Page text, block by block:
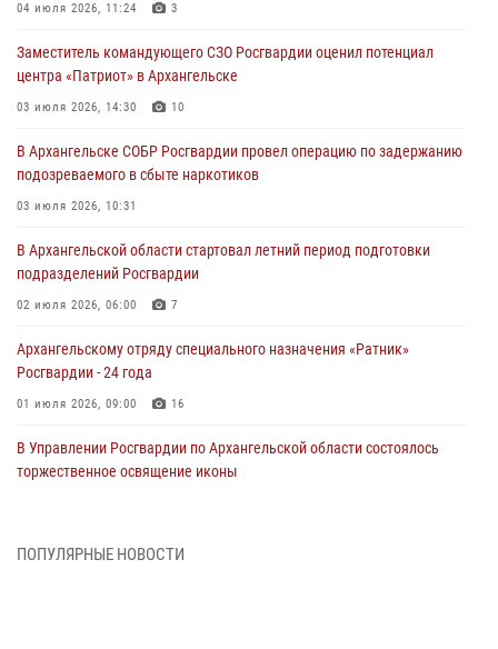
04 июля 2026, 11:24 3
Заместитель командующего СЗО Росгвардии оценил потенциал
центра «Патриот» в Архангельске
03 июля 2026, 14:30 10
В Архангельске СОБР Росгвардии провел операцию по задержанию
подозреваемого в сбыте наркотиков
03 июля 2026, 10:31
В Архангельской области стартовал летний период подготовки
подразделений Росгвардии
02 июля 2026, 06:00 7
Архангельскому отряду специального назначения «Ратник»
Росгвардии - 24 года
01 июля 2026, 09:00 16
В Управлении Росгвардии по Архангельской области состоялось
торжественное освящение иконы
Военнослужащие по призыву из Архангельской области приняли
ПОПУЛЯРНЫЕ НОВОСТИ